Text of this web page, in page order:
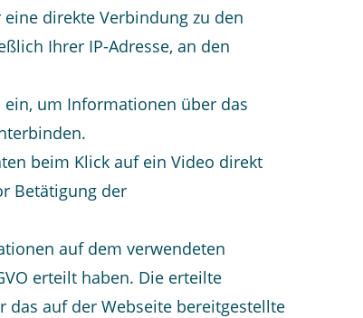
direkte Verbindung zu den
Ihrer IP-Adresse, an den
ein, um Informationen über das
beim Klick auf ein Video direkt
Betätigung der
auf dem verwendeten
erteilt haben. Die erteilte
auf der Webseite bereitgestellte